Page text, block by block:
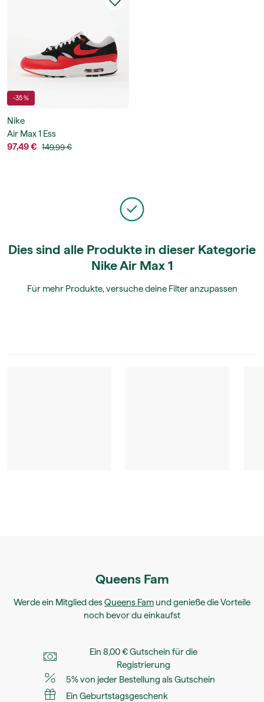
-35 %
Nike
Air Max 1 Ess
97,49 € 149,99 €
Dies sind alle Produkte in dieser Kategorie
Nike Air Max 1
Für mehr Produkte, versuche deine Filter anzupassen
Queens Fam
Werde ein Mitglied desQueens Fam und genieße die Vorteile
noch bevor du einkaufst
Ein 8,00 € Gutschein für die
Registrierung
5% von jeder Bestellung als Gutschein
Ein Geburtstagsgeschenk